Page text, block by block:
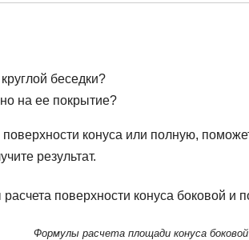
беседки?
на ее покрытие?
конуса или полную,
результат.
Формулы расчета площади конуса